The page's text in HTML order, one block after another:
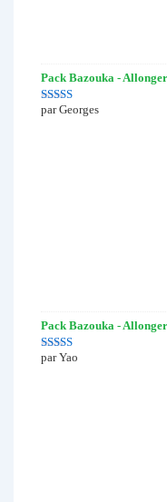
Pack Bazouka -
Note5sur 5
par Georges
Pack Bazouka -
Note4sur
par Yao